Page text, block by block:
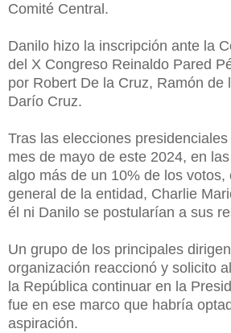
Comité Central.
Danilo hizo la inscripción ante la
del X Congreso Reinaldo Pared
por Robert De la Cruz, Ramón de
Darío Cruz.
Tras las elecciones
mes de mayo de este 2024, en
algo más de un 10% de los votos,
general de la entidad, Charlie
él ni Danilo se postularían a sus
Un grupo de los principales
organización reaccionó y solicito
la República continuar en la
fue en ese marco que habría
aspiración.